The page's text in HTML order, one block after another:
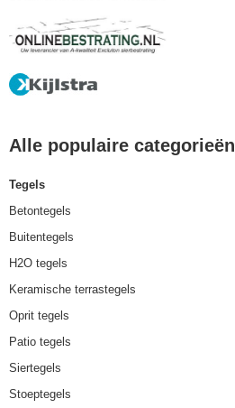
Alle populaire categorieën
Tegels
Betontegels
Buitentegels
H2O tegels
Keramische terrastegels
Oprit tegels
Patio tegels
Siertegels
Stoeptegels